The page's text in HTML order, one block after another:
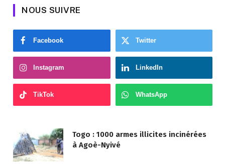
NOUS SUIVRE
Facebook Twitter
Instagram LinkedIn
TikTok WhatsApp
Togo : 1000 armes illicites incinérées
à Agoè-Nyivé